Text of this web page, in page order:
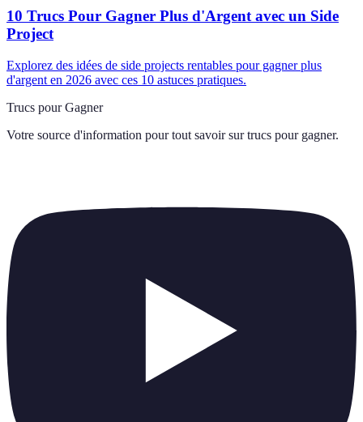
10 Trucs Pour Gagner Plus d'Argent avec un Side
Project
Explorez des idées de side projects rentables pour gagner plus
d'argent en 2026 avec ces 10 astuces pratiques.
Trucs pour Gagner
Votre source d'information pour tout savoir sur trucs pour gagner.